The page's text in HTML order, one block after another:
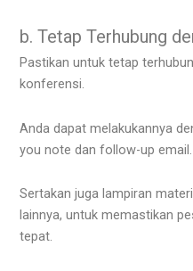
b. Tetap Terhubung
Pastikan untuk tetap
konferensi.
Anda dapat melakukannya
you note dan follow-up email.
Sertakan juga lampiran
lainnya, untuk memastikan
tepat.